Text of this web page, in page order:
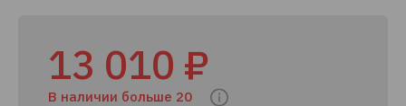
13 010 ₽
В наличии больше 20